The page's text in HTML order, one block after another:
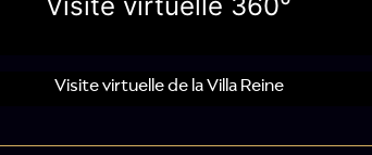
Visite virtuelle de la Villa Reine